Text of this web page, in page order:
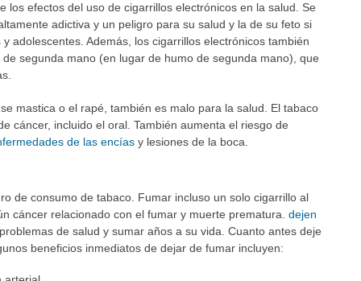
los efectos del uso de cigarrillos electrónicos en la salud. Se
adictiva y un peligro para su salud y la de su feto si
adolescentes. Además, los cigarrillos electrónicos también
segunda mano (en lugar de humo de segunda mano), que
mastica o el rapé, también es malo para la salud. El tabaco
cáncer, incluido el oral. También aumenta el riesgo de
de las encíasy lesiones de la boca.
de consumo de tabaco. Fumar incluso un solo cigarrillo al
cáncer relacionado con el fumar y muerte prematura. dejen
de salud y sumar años a su vida. Cuanto antes deje
beneficios inmediatos de dejar de fumar incluyen: